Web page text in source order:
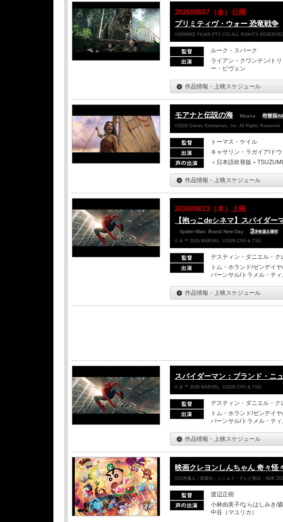
2026/08/07（金）公開
プリミティヴ・ウォー 恐竜戦争
©SPARKE FILMS PTY LTD ALL RIGHTS
ルーク・スパーク
ライアン・クワンテン/ト
ー・ピヴェン
作品情報・上映スケジュール
モアナと伝説の海 Moana
©2026 Disney Enterprises, Inc. All Rights Reserved.
トーマス・ケイル
キャサリン・ラガイア/ド
＜日本語吹替版＞
作品情報・上映スケジュール
2026/08/13（木）上映
【抱っこdeシネマ】スパイダー
Spider-Man: Brand New Day
© & ™ 2026 MARVEL. ©2026 CPII & TSG.
デスティン・ダニエル・ク
トム・ホランド/ゼンデイ
バーンサル/トラメル・テ
作品情報・上映スケジュール
スパイダーマン：ブランド・ニ
© & ™ 2026 MARVEL. ©2026 CPII & TSG.
デスティン・ダニエル・ク
トム・ホランド/ゼンデイ
バーンサル/トラメル・テ
作品情報・上映スケジュール
映画クレヨンしんちゃん 奇々怪
©臼井儀人／双葉社・シンエイ・テレビ朝日・ADK
渡辺正樹
小林由美子/ならはしみき/
中谷（マユリカ）